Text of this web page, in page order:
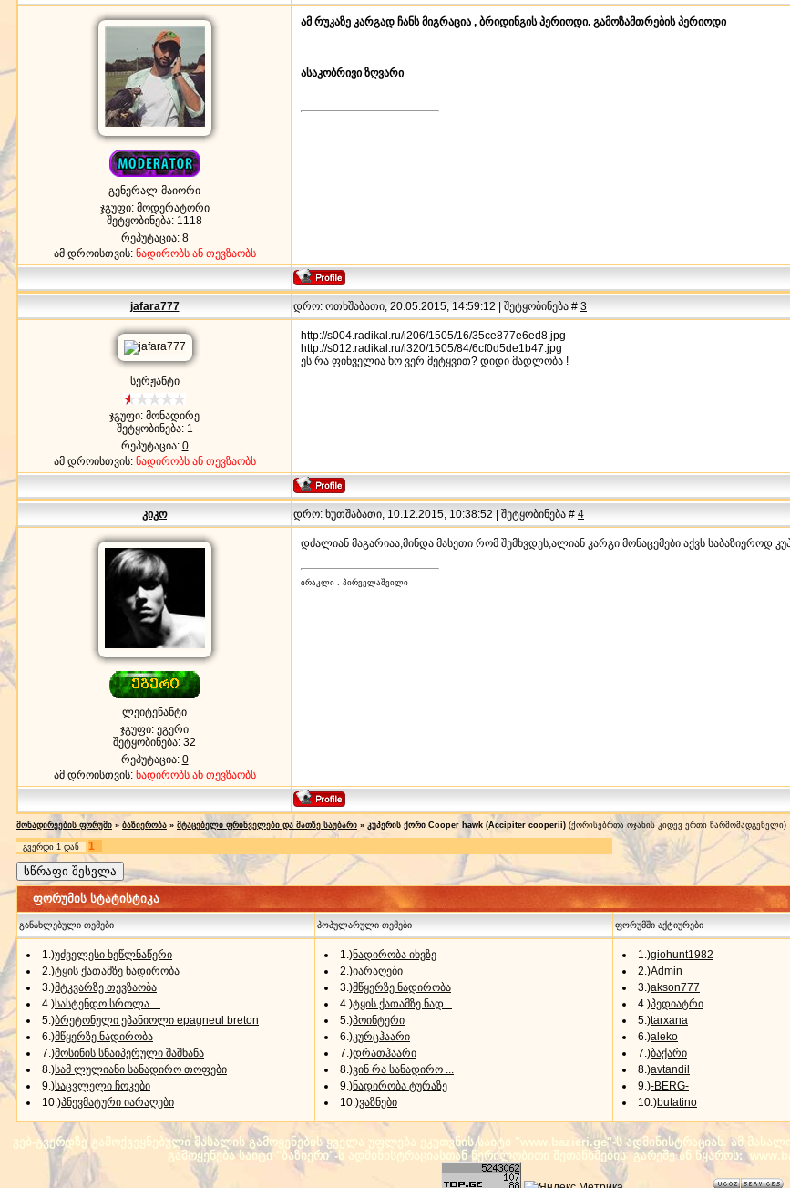
გენერალ-მაიორი
ჯგუფი: მოდერატორი
შეტყობინება: 1118
რეპუტაცია: 8
ამ დროისთვის: ნადირობს ან თევზაობს
ამ რუკაზე კარგად ჩანს მიგრაცია , ბრიდინგის პერიოდი. გამოზამთრების პერიოდი
ასაკობრივი ზღვარი
jafara777 დრო: ოთხშაბათი, 20.05.2015, 14:59:12 | შეტყობინება # 3
სერჟანტი
ჯგუფი: მონადირე
შეტყობინება: 1
რეპუტაცია: 0
ამ დროისთვის: ნადირობს ან თევზაობს
http://s004.radikal.ru/i206/1505/16/35ce877e6ed8.jpg
http://s012.radikal.ru/i320/1505/84/6cf0d5de1b47.jpg
ეს რა ფინველია ხო ვერ მეტყვით? დიდი მადლობა !
კიკო დრო: ხუთშაბათი, 10.12.2015, 10:38:52 | შეტყობინება # 4
ლეიტენანტი
ჯგუფი: ეგერი
შეტყობინება: 32
რეპუტაცია: 0
ამ დროისთვის: ნადირობს ან თევზაობს
დძალიან მაგარიაა,მინდა მასეთი რომ შემხვდეს,ალიან კარგი მონაცემები აქვს საბაზიეროდ
ირაკლი . პირველაშვილი
მონადირეების ფორუმი » ბაზიერობა » მტაცებელი ფრინველები და მათზე საუბარი » კუპერის ქორი Cooper hawk (Accipiter cooperii) (ქორისებრთა ოჯახის კიდევ ერთი წარმომადგენელი)
გვერდი 1 დან
1
ფორუმის სტატისტიკა
განახლებული თემები პოპულარული თემები ფორუმში აქტიურები
1.)უძველესი ხეწლნაწერი
2.)ტყის ქათამზე ნადირობა
3.)მტკვარზე თევზაობა
4.)სასტენდო სროლა ...
5.)ბრეტონული ეპანიოლი epagneul breton
6.)მწყერზე ნადირობა
7.)მოსინის სნაიპერული შაშხანა
8.)სამ ლულიანი სანადირო თოფები
9.)საცვლელი ჩოკები
10.)პნევმატური იარაღები
1.)ნადირობა იხვზე
2.)იარაღები
3.)მწყერზე ნადირობა
4.)ტყის ქათამზე ნად...
5.)პოინტერი
6.)კურცჰაარი
7.)დრათჰაარი
8.)ვინ რა სანადირო ...
9.)ნადირობა ტურაზე
10.)ვაზნები
1.)giohunt1982
2.)Admin
3.)akson777
4.)პედიატრი
5.)tarxana
6.)aleko
7.)ბაქარი
8.)avtandil
9.)-BERG-
10.)butatino
ვებ-გვერდზე გამოქვეყნებული მასალის გამოყენების ყველა უფლება ეკუთვნის საიტი "www.bazieri.ge"-ს ადმინისტრაციას. ამ
გამოყენება საიტი "ბაზიერი"-ს ადმინისტრაციასთან წერილობითი შეთანხმების გარეშე ან წყაროს: